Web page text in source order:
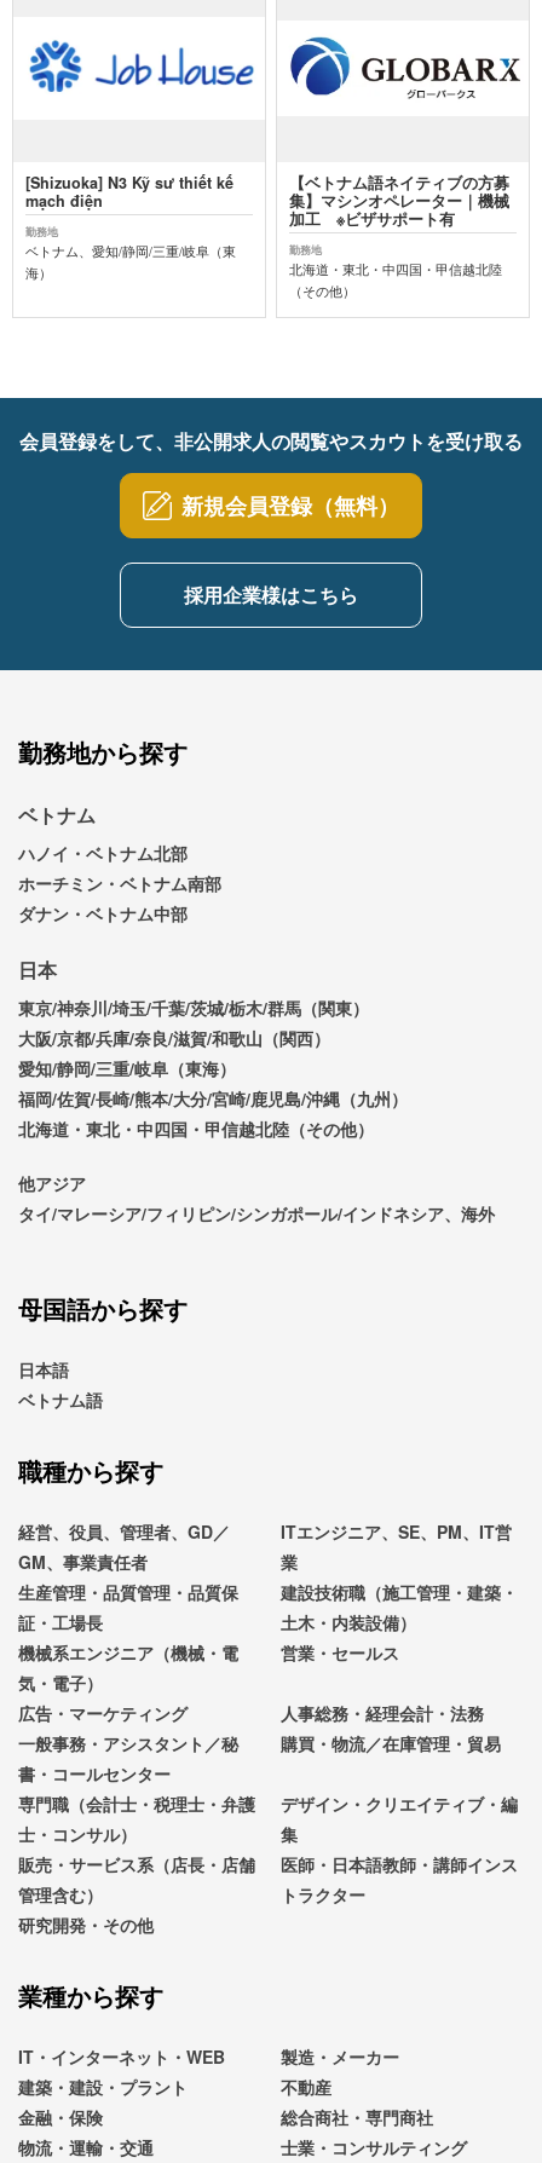
[Shizuoka] N3 Kỹ sư thiết kế
mạch điện
勤務地
ベトナム、愛知/静岡/三重/岐阜（東
海）
【ベトナム語ネイティブの方募
集】マシンオペレーター｜機械
加工 ※ビザサポート有
勤務地
北海道・東北・中四国・甲信越北陸
（その他）
会員登録をして、非公開求人の閲覧やスカウトを受け取る
新規会員登録（無料）
採用企業様はこちら
勤務地から探す
ベトナム
ハノイ・ベトナム北部
ホーチミン・ベトナム南部
ダナン・ベトナム中部
日本
東京/神奈川/埼玉/千葉/茨城/栃木/群馬（関東）
大阪/京都/兵庫/奈良/滋賀/和歌山（関西）
愛知/静岡/三重/岐阜（東海）
福岡/佐賀/長崎/熊本/大分/宮崎/鹿児島/沖縄（九州）
北海道・東北・中四国・甲信越北陸（その他）
他アジア
タイ/マレーシア/フィリピン/シンガポール/インドネシア、海外
母国語から探す
日本語
ベトナム語
職種から探す
経営、役員、管理者、GD／
GM、事業責任者
ITエンジニア、SE、PM、IT営
業
生産管理・品質管理・品質保
証・工場長
建設技術職（施工管理・建築・
土木・内装設備）
機械系エンジニア（機械・電
気・電子）
営業・セールス
広告・マーケティング
人事総務・経理会計・法務
一般事務・アシスタント／秘
書・コールセンター
購買・物流／在庫管理・貿易
専門職（会計士・税理士・弁護
士・コンサル）
デザイン・クリエイティブ・編
集
販売・サービス系（店長・店舗
管理含む）
医師・日本語教師・講師インス
トラクター
研究開発・その他
業種から探す
IT・インターネット・WEB
製造・メーカー
建築・建設・プラント
不動産
金融・保険
総合商社・専門商社
物流・運輸・交通
士業・コンサルティング